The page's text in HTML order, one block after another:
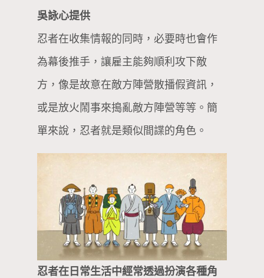
吳詠心提供
忍者在收集情報的同時，必要時也會作
為幕後推手，讓雇主能夠順利攻下敵
方，像是故意在敵方陣營散播假資訊，
或是放火鬧事來搗亂敵方陣營等等。簡
單來說，忍者就是類似間諜的角色。
忍者在日常生活中經常透過扮演各種角